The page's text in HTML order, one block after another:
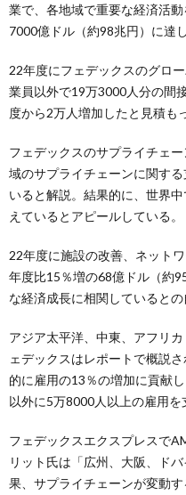
業で、各地域で重要な経済活
7000億ドル（約98兆円）に達
22年度にフェデックスのグロ
業員以外で19万3000人分の間
度から2万人増加したと見積も
フェデックスのサプライチェ
域のサプライチェーンに関す
いると解説。結果的に、世界
えているとアピールしている。
22年度に施設の改善、ネット
年度比15％増の68億ドル（約
な経済成長に相関しているとの
アジア太平洋、中東、アフリ
ェデックスはレポートで概説
的に雇用の13％の増加に貢献
以外に5万8000人以上の雇用を
フェデックスエクスプレスで
リット氏は「広州、大阪、ド
果、サプライチェーンが変動